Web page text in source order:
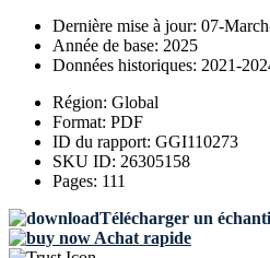
Dernière mise à jour: 07-
Année de base: 2025
Données historiques: 2021-
Région: Global
Format: PDF
ID du rapport: GGI110273
SKU ID: 26305158
Pages: 111
Télécharger un
Achat rapide